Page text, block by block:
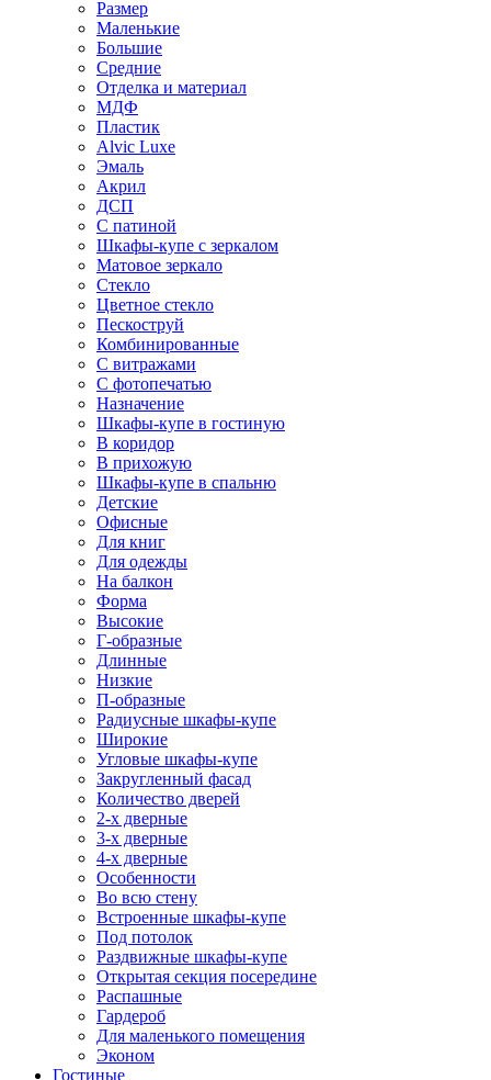
Размер
Маленькие
Большие
Средние
Отделка и материал
МДФ
Пластик
Alvic Luxe
Эмаль
Акрил
ДСП
С патиной
Шкафы-купе с зеркалом
Матовое зеркало
Стекло
Цветное стекло
Пескоструй
Комбинированные
С витражами
С фотопечатью
Назначение
Шкафы-купе в гостиную
В коридор
В прихожую
Шкафы-купе в спальню
Детские
Офисные
Для книг
Для одежды
На балкон
Форма
Высокие
Г-образные
Длинные
Низкие
П-образные
Радиусные шкафы-купе
Широкие
Угловые шкафы-купе
Закругленный фасад
Количество дверей
2-х дверные
3-х дверные
4-х дверные
Особенности
Во всю стену
Встроенные шкафы-купе
Под потолок
Раздвижные шкафы-купе
Открытая секция посередине
Распашные
Гардероб
Для маленького помещения
Эконом
Гостиные